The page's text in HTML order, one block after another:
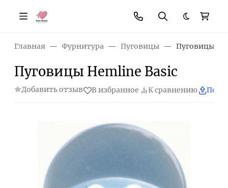
Темная
Главная Фурнитура Пуговицы Пуговицы
Пуговицы Hemline Basic
Добавить отзыв В избранное К сравнению